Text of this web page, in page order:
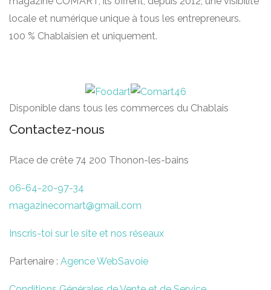
locale et numérique unique à tous les entrepreneurs.
100 % Chablaisien et uniquement.
Disponible dans tous les commerces du Chablais
Contactez-nous
Place de crête 74 200 Thonon-les-bains
06-64-20-97-34
magazinecomart@gmail.com
Inscris-toi sur le site et nos réseaux
Partenaire : Agence WebSavoie